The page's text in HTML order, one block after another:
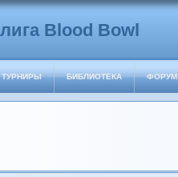
ТУРНИРЫ БИБЛИОТЕКА ФОРУМ